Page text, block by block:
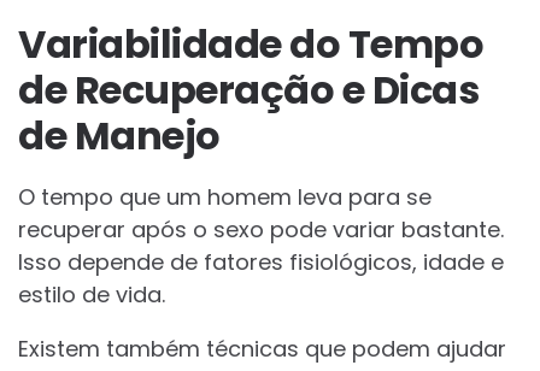
Variabilidade do Tempo
de Recuperação e Dicas
de Manejo
O tempo que um homem leva para se
recuperar após o sexo pode variar bastante.
Isso depende de fatores fisiológicos, idade e
estilo de vida.
Existem também técnicas que podem ajudar